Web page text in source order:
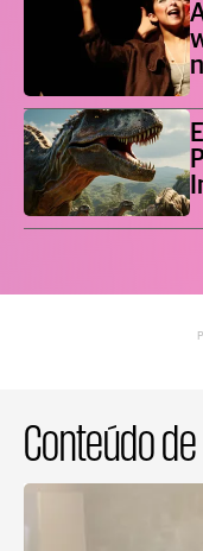
Conteúdo